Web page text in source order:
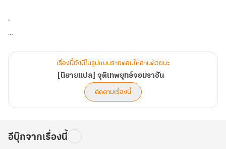
.
จุดตันเถียน ไม่เพียงแต่ฟื้นคืน... ยังขยายเป็น ‘ตันไห่’ ที่ทรงพลังยิ่งขึ้น!
ถึงแม้ว่ามันจะแลกมากับการเลื่อนขั้นที่ยากลำบากมากขึ้นก็ตาม
.
เรื่องนี้ยังมีในรูปแบบรายตอนให้อ่านด้วยนะ
[นิยายแปล] จุติเทพยุทธ์จอมราชัน
ติดตามเรื่องนี้
อีบุ๊กจากเรื่องนี้